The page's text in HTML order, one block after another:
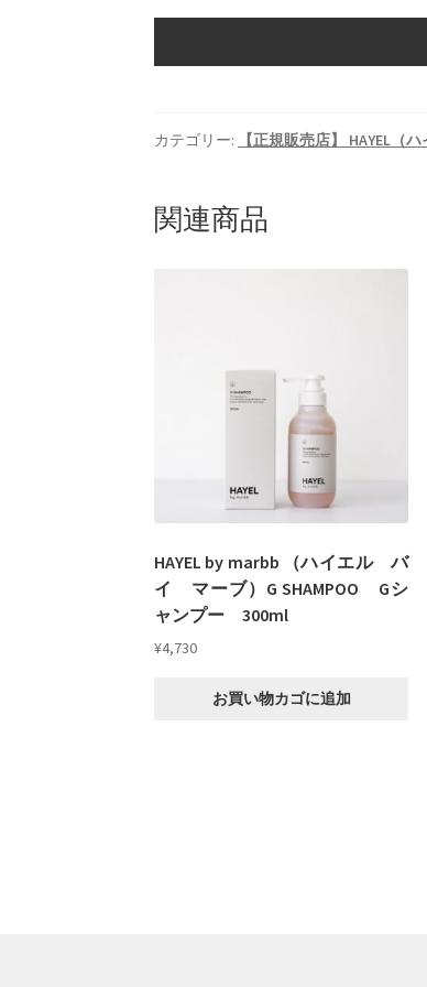
カテゴリー: 【正規販売店】 HAYEL（
関連商品
HAYEL by marbb （ハイエル バ
イ マーブ）G SHAMPOO Gシ
ャンプー 300ml
¥4,730
お買い物カゴに追加